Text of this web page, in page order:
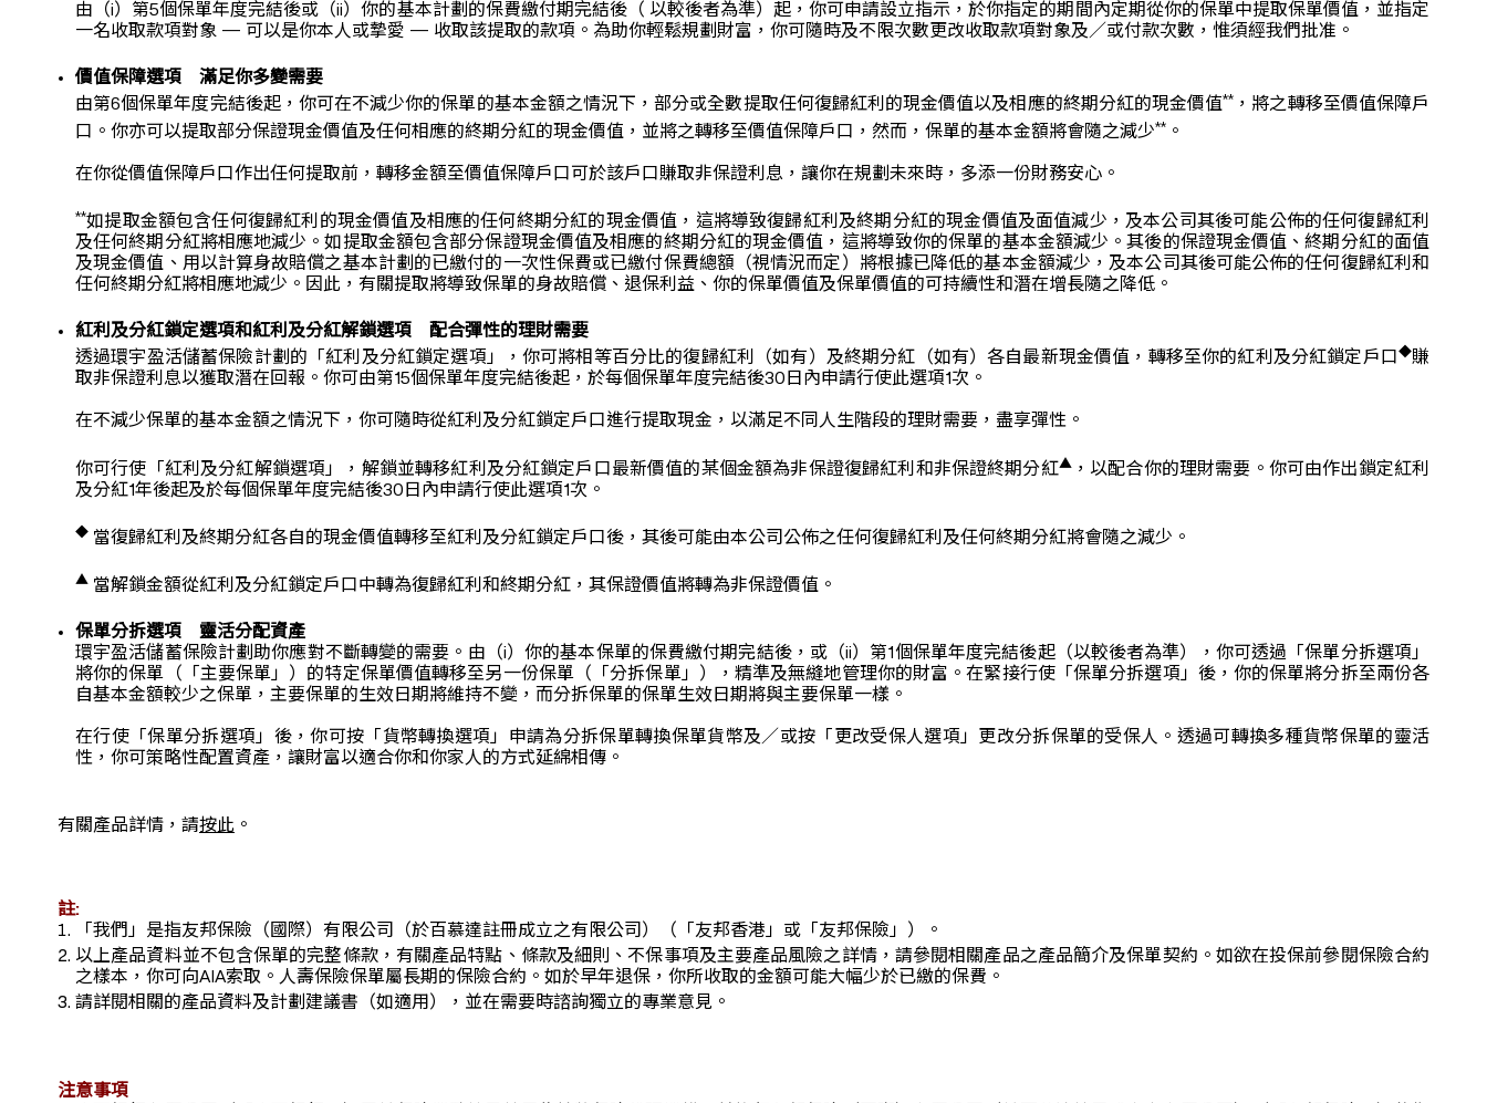
由（i）第5個保單年度完結後或（ii）你的基本計劃的保費繳付期完結後（ 以較後者為準）起，你可申請設立指示，於你指定的期間內定期從你的保單中提取保單價值，並指定
一名收取款項對象 — 可以是你本人或摯愛 — 收取該提取的款項。為助你輕鬆規劃財富，你可隨時及不限次數更改收取款項對象及／或付款次數，惟須經我們批准。
價值保障選項 滿足你多變需要
由第6個保單年度完結後起，你可在不減少你的保單的基本金額之情況下，部分或全數提取任何復歸紅利的現金價值以及相應的終期分紅的現金價值** ，將之轉移至價值保障戶
口。你亦可以提取部分保證現金價值及任何相應的終期分紅的現金價值，並將之轉移至價值保障戶口，然而，保單的基本金額將會隨之減少** 。
在你從價值保障戶口作出任何提取前，轉移金額至價值保障戶口可於該戶口賺取非保證利息，讓你在規劃未來時，多添一份財務安心。
**如提取金額包含任何復歸紅利的現金價值及相應的任何終期分紅的現金價值，這將導致復歸紅利及終期分紅的現金價值及面值減少，及本公司其後可能公佈的任何復歸紅利
及任何終期分紅將相應地減少。如提取金額包含部分保證現金價值及相應的終期分紅的現金價值，這將導致你的保單的基本金額減少。其後的保證現金價值、終期分紅的面值
及現金價值、用以計算身故賠償之基本計劃的已繳付的一次性保費或已繳付保費總額（視情況而定）將根據已降低的基本金額減少，及本公司其後可能公佈的任何復歸紅利和
任何終期分紅將相應地減少。因此，有關提取將導致保單的身故賠償、退保利益、你的保單價值及保單價值的可持續性和潛在增長隨之降低。
紅利及分紅鎖定選項和紅利及分紅解鎖選項 配合彈性的理財需要
透過環宇盈活儲蓄保險計劃的「紅利及分紅鎖定選項」，你可將相等百分比的復歸紅利（如有）及終期分紅（如有）各自最新現金價值，轉移至你的紅利及分紅鎖定戶口◆賺
取非保證利息以獲取潛在回報。你可由第15個保單年度完結後起，於每個保單年度完結後30日內申請行使此選項1次。
在不減少保單的基本金額之情況下，你可隨時從紅利及分紅鎖定戶口進行提取現金，以滿足不同人生階段的理財需要，盡享彈性。
你可行使「紅利及分紅解鎖選項」，解鎖並轉移紅利及分紅鎖定戶口最新價值的某個金額為非保證復歸紅利和非保證終期分紅▲，以配合你的理財需要。你可由作出鎖定紅利
及分紅1年後起及於每個保單年度完結後30日內申請行使此選項1次。
◆ 當復歸紅利及終期分紅各自的現金價值轉移至紅利及分紅鎖定戶口後，其後可能由本公司公佈之任何復歸紅利及任何終期分紅將會隨之減少。
▲ 當解鎖金額從紅利及分紅鎖定戶口中轉為復歸紅利和終期分紅，其保證價值將轉為非保證價值。
保單分拆選項 靈活分配資產
環宇盈活儲蓄保險計劃助你應對不斷轉變的需要。由（i）你的基本保單的保費繳付期完結後，或（ii）第1個保單年度完結後起（以較後者為準），你可透過「保單分拆選項」
將你的保單（「主要保單」）的特定保單價值轉移至另一份保單（「分拆保單」），精準及無縫地管理你的財富。在緊接行使「保單分拆選項」後，你的保單將分拆至兩份各
自基本金額較少之保單，主要保單的生效日期將維持不變，而分拆保單的保單生效日期將與主要保單一樣。
在行使「保單分拆選項」後，你可按「貨幣轉換選項」申請為分拆保單轉換保單貨幣及／或按「更改受保人選項」更改分拆保單的受保人。透過可轉換多種貨幣保單的靈活
性，你可策略性配置資產，讓財富以適合你和你家人的方式延綿相傳。
有關產品詳情，請按此 。
註:
「我們」是指友邦保險（國際）有限公司（於百慕達註冊成立之有限公司）（「友邦香港」或「友邦保險」）。
以上產品資料並不包含保單的完整條款，有關產品特點、條款及細則、不保事項及主要產品風險之詳情，請參閱相關產品之產品簡介及保單契約。如欲在投保前參閱保險合約
之樣本，你可向AIA索取。人壽保險保單屬長期的保險合約。如於早年退保，你所收取的金額可能大幅少於已繳的保費。
請詳閱相關的產品資料及計劃建議書（如適用），並在需要時諮詢獨立的專業意見。
注意事項